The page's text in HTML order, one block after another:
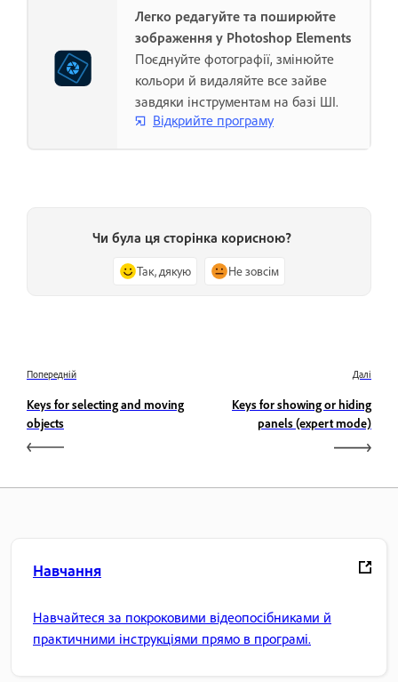
Легко редагуйте та поширюйте
зображення у Photoshop Elements
Поєднуйте фотографії, змінюйте
кольори й видаляйте все зайве
завдяки інструментам на базі ШІ.
Відкрийте програму
Чи була ця сторінка корисною?
Так, дякую Не зовсім
Попередній
Keys for selecting and moving
objects
Далі
Keys for showing or hiding
panels (expert mode)
Навчання
Навчайтеся за покроковими відеопосібниками й
практичними інструкціями прямо в програмі.